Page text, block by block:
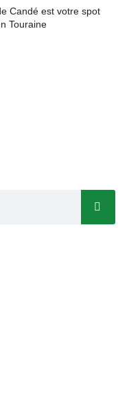
Candé est votre spot
Touraine